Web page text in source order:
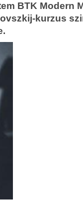
BTK Modern
kurzus